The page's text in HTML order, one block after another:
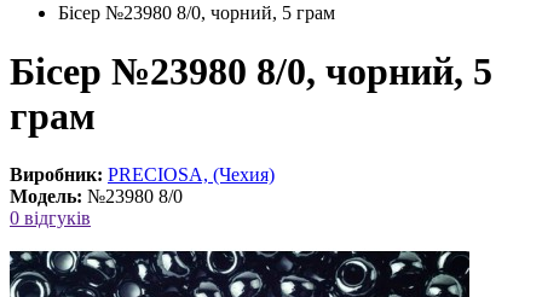
Бісер №23980 8/0, чорний, 5 грам
Бісер №23980 8/0, чорний, 5
грам
Виробник: PRECIOSA, (Чехия)
Модель: №23980 8/0
0 відгуків